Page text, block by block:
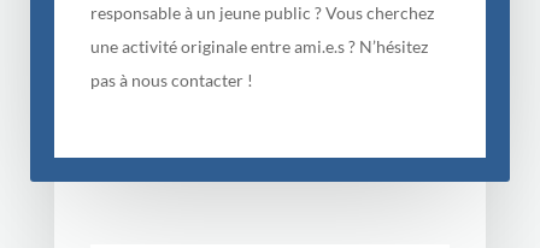
responsable à un jeune public ? Vous cherchez
une activité originale entre ami.e.s ? N’hésitez
pas à nous contacter !